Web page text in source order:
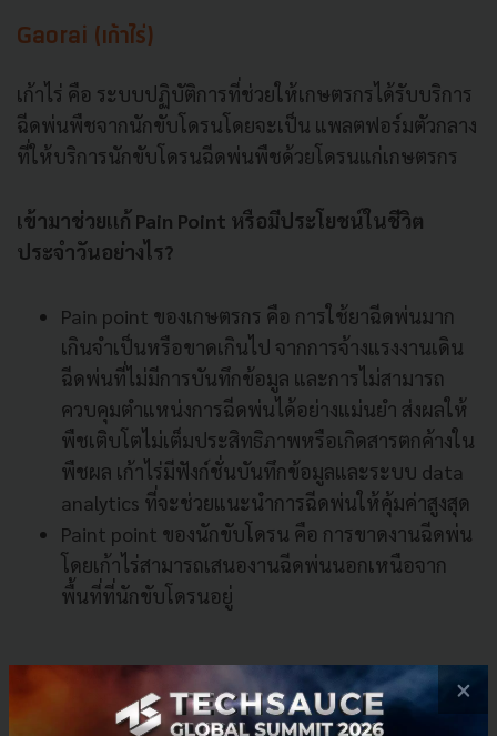
Gaorai (เก้าไร่)
เก้าไร่ คือ ระบบปฏิบัติการที่ช่วยให้เกษตรกรได้รับบริการ
ฉีดพ่นพืชจากนักขับโดรนโดยจะเป็น แพลตฟอร์มตัวกลาง
ที่ให้บริการนักขับโดรนฉีดพ่นพืชด้วยโดรนแก่เกษตรกร
เข้ามาช่วยเเก้ Pain Point หรือมีประโยชน์ในชีวิต
ประจำวันอย่างไร?
Pain point ของเกษตรกร คือ การใช้ยาฉีดพ่นมาก
เกินจำเป็นหรือขาดเกินไป จากการจ้างแรงงานเดิน
ฉีดพ่นที่ไม่มีการบันทึกข้อมูล และการไม่สามารถ
ควบคุมตำแหน่งการฉีดพ่นได้อย่างแม่นยำ ส่งผลให้
พืชเติบโตไม่เต็มประสิทธิภาพหรือเกิดสารตกค้างใน
พืชผล เก้าไร่มีฟังก์ชั่นบันทึกข้อมูลและระบบ data
analytics ที่จะช่วยแนะนำการฉีดพ่นให้คุ้มค่าสูงสุด
Paint point ของนักขับโดรน คือ การขาดงานฉีดพ่น
โดยเก้าไร่สามารถเสนองานฉีดพ่นนอกเหนือจาก
พื้นที่ที่นักขับโดรนอยู่
HG Robotic (เอชจี โรโบติกส์) ×